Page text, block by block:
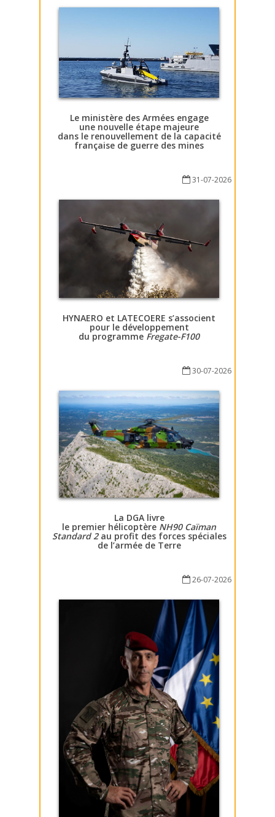
Le ministère des Armées engage
une nouvelle étape majeure
dans le renouvellement de la capacité
française de guerre des mines
31-07-2026
HYNAERO et LATECOERE s’associent
pour le développement
du programme Fregate-F100
30-07-2026
La DGA livre
le premier hélicoptère NH90 Caïman
Standard 2au profit des forces spéciales
de l’armée de Terre
26-07-2026